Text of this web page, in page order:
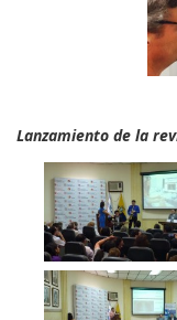
Lanzamiento de la